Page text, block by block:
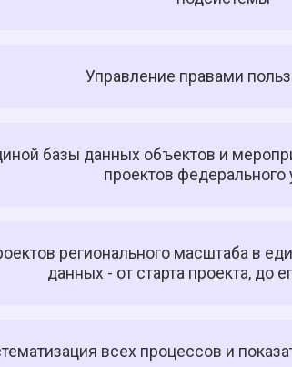
Управление правами
базы данных объектов и
проектов федерального
регионального масштаба в
данных - от старта проекта, до
всех процессов и